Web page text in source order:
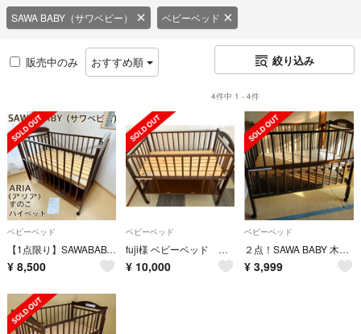
SAWA BABY（サワベビー） ベビーベッド
販売中のみ おすすめ順 絞り込み
4件中 1 - 4件
ベビーベッド
【1点限り】SAWABABY (サワベビー)ARIA(アリア)すのこハイベット⭐︎
¥ 8,500
ベビーベッド
fuji様 ベビーベッド ハイタイプ サワベビー EASEすのこハイベッド
¥ 10,000
ベビーベッド
２点！SAWA BABY 木製ベビーベッド＆ベビーサークル
¥ 3,999